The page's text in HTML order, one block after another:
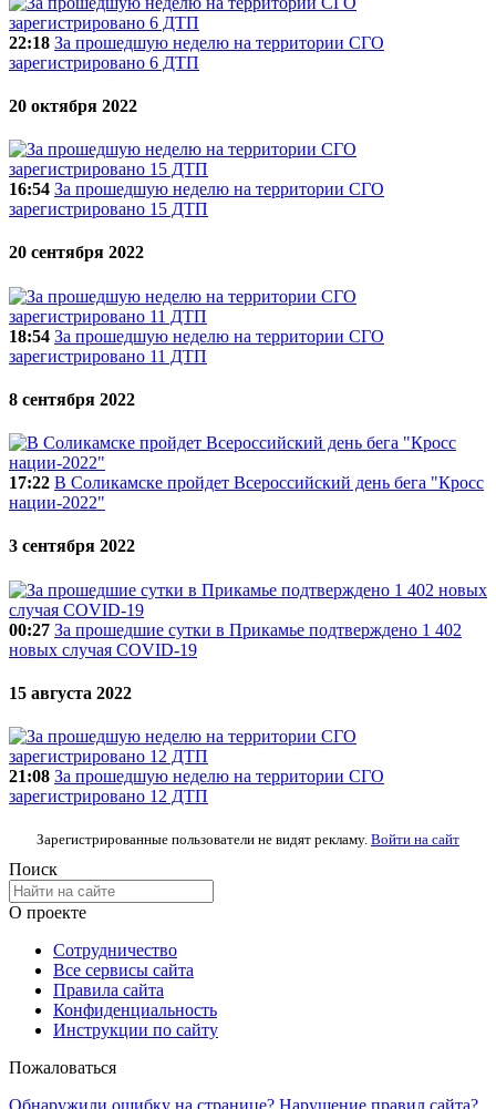
22:18 За прошедшую неделю на территории СГО
зарегистрировано 6 ДТП
20 октября 2022
16:54 За прошедшую неделю на территории СГО
зарегистрировано 15 ДТП
20 сентября 2022
18:54 За прошедшую неделю на территории СГО
зарегистрировано 11 ДТП
8 сентября 2022
17:22 В Соликамске пройдет Всероссийский день бега "Кросс
нации-2022"
3 сентября 2022
00:27 За прошедшие сутки в Прикамье подтверждено 1 402
новых случая COVID-19
15 августа 2022
21:08 За прошедшую неделю на территории СГО
зарегистрировано 12 ДТП
Зарегистрированные пользователи не видят рекламу. Войти на сайт
Поиск
О проекте
Сотрудничество
Все сервисы сайта
Правила сайта
Конфиденциальность
Инструкции по сайту
Пожаловаться